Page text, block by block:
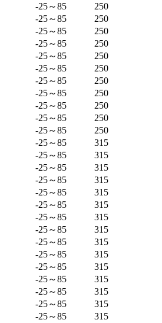
-25～85
250
-25～85
250
-25～85
250
-25～85
250
-25～85
250
-25～85
250
-25～85
250
-25～85
250
-25～85
250
-25～85
250
-25～85
250
-25～85
315
-25～85
315
-25～85
315
-25～85
315
-25～85
315
-25～85
315
-25～85
315
-25～85
315
-25～85
315
-25～85
315
-25～85
315
-25～85
315
-25～85
315
-25～85
315
-25～85
315